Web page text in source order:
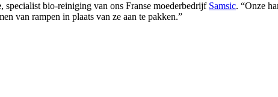
, specialist bio-reiniging van ons Franse moederbedrijf Samsic. “Onze
van rampen in plaats van ze aan te pakken.”